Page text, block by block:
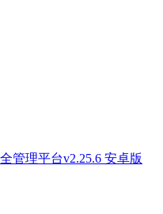
管理平台v2.25.6 安卓版